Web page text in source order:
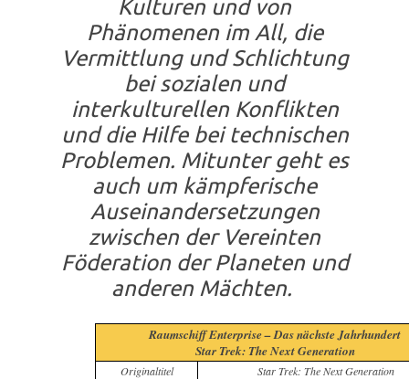
Kulturen und von
Phänomenen im All, die
Vermittlung und Schlichtung
bei sozialen und
interkulturellen Konflikten
und die Hilfe bei technischen
Problemen. Mitunter geht es
auch um kämpferische
Auseinandersetzungen
zwischen der Vereinten
Föderation der Planeten und
anderen Mächten.
Raumschiff Enterprise – Das nächste Jahrhundert
Star Trek: The Next Generation
Originaltitel
Star Trek: The Next Generation